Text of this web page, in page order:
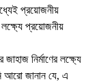
প্রয়োজনীয়
লক্ষ্যে প্রয়োজনীয়
নির্মাণের লক্ষ্যে
আরো জানান যে, এ